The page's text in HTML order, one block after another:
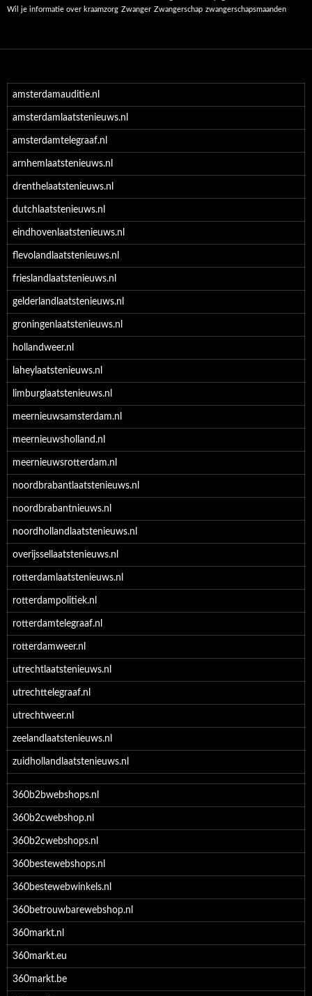
Wil je informatie over kraamzorg Zwanger Zwangerschap zwangerschapsmaanden
amsterdamauditie.nl
amsterdamlaatstenieuws.nl
amsterdamtelegraaf.nl
arnhemlaatstenieuws.nl
drenthelaatstenieuws.nl
dutchlaatstenieuws.nl
eindhovenlaatstenieuws.nl
flevolandlaatstenieuws.nl
frieslandlaatstenieuws.nl
gelderlandlaatstenieuws.nl
groningenlaatstenieuws.nl
hollandweer.nl
laheylaatstenieuws.nl
limburglaatstenieuws.nl
meernieuwsamsterdam.nl
meernieuwsholland.nl
meernieuwsrotterdam.nl
noordbrabantlaatstenieuws.nl
noordbrabantnieuws.nl
noordhollandlaatstenieuws.nl
overijssellaatstenieuws.nl
rotterdamlaatstenieuws.nl
rotterdampolitiek.nl
rotterdamtelegraaf.nl
rotterdamweer.nl
utrechtlaatstenieuws.nl
utrechttelegraaf.nl
utrechtweer.nl
zeelandlaatstenieuws.nl
zuidhollandlaatstenieuws.nl
360b2bwebshops.nl
360b2cwebshop.nl
360b2cwebshops.nl
360bestewebshops.nl
360bestewebwinkels.nl
360betrouwbarewebshop.nl
360markt.nl
360markt.eu
360markt.be